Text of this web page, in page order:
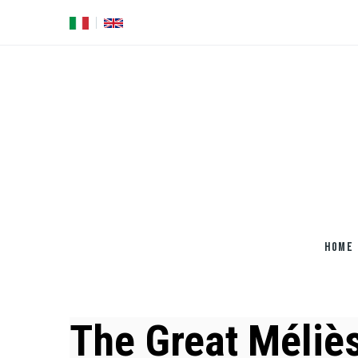
HOME
The Great